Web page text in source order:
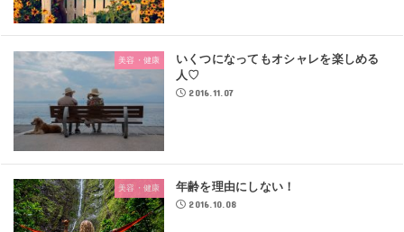
美容・健康
いくつになってもオシャレを楽しめる
人♡
2016.11.07
美容・健康 年齢を理由にしない！
2016.10.08